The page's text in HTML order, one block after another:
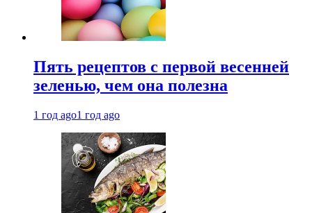
Пять рецептов с первой весенней
зеленью, чем она полезна
1 год ago1 год ago